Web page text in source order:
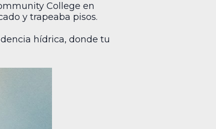
College en
y trapeaba pisos.
hídrica, donde tu